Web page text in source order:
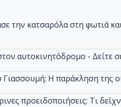
την κατσαρόλα στη φωτιά
αυτοκινητόδρομο - Δείτε
Η παράκληση της
προειδοποιήσεις: Τι